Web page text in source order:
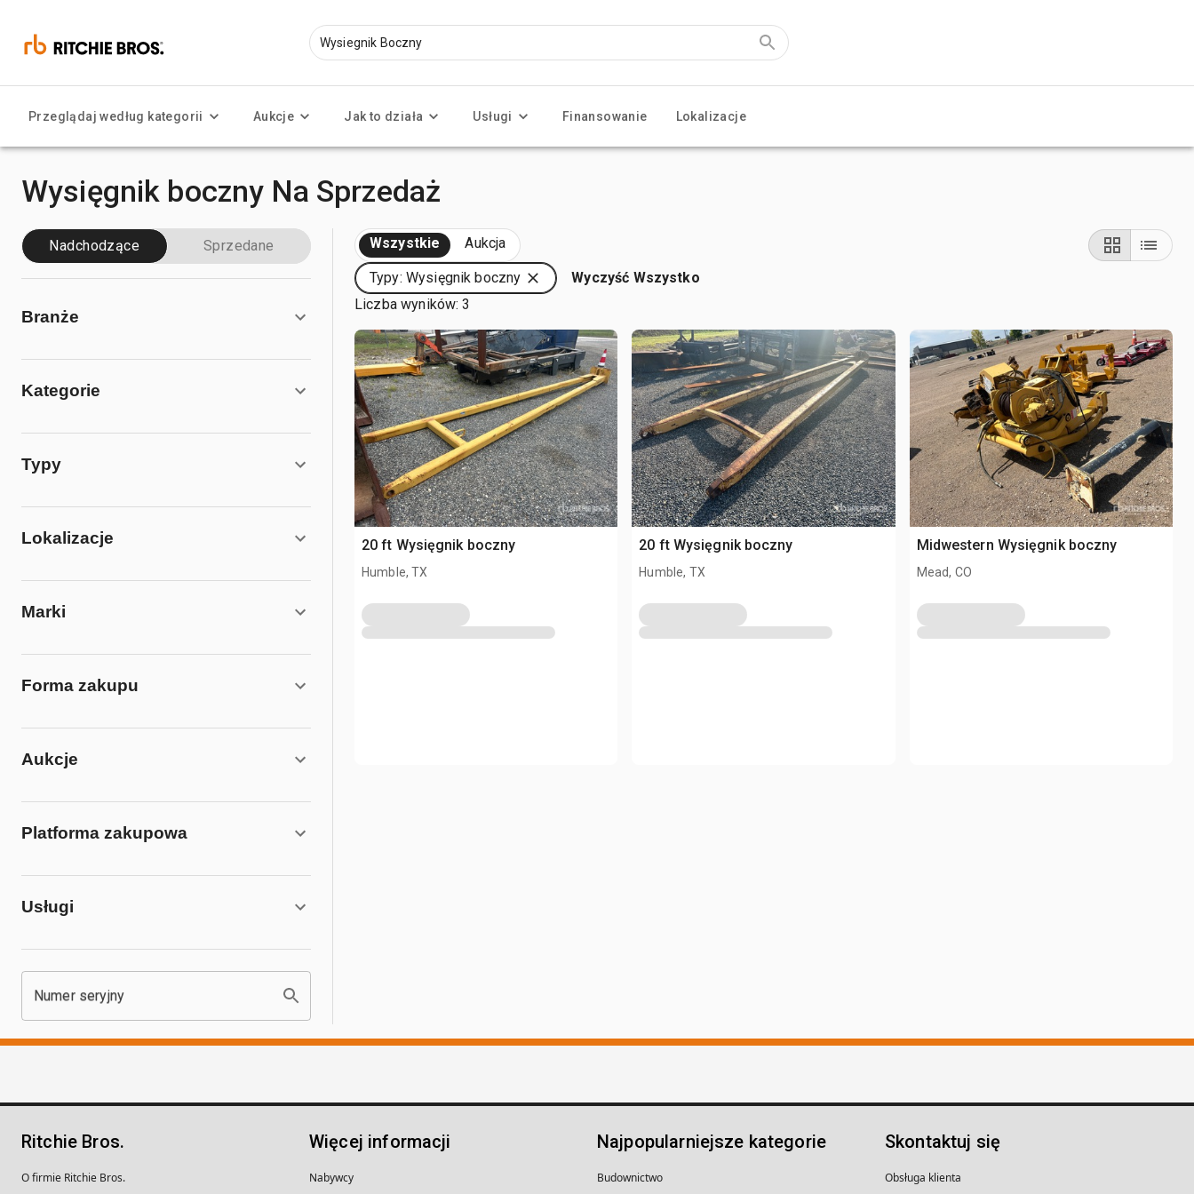
Przeglądaj według kategorii Aukcje Jak to działa Usługi Finansowanie Lokalizacje
Wysięgnik boczny Na Sprzedaż
Nadchodzące Sprzedane
Branże
Kategorie
Typy
Lokalizacje
Marki
Forma zakupu
Aukcje
Platforma zakupowa
Usługi
Numer seryjny
Wszystkie Aukcja
Typy: Wysięgnik boczny
Wyczyść Wszystko
Liczba wyników: 3
20 ft Wysięgnik boczny
Humble, TX
20 ft Wysięgnik boczny
Humble, TX
Midwestern Wysięgnik boczny
Mead, CO
Ritchie Bros.
O firmie Ritchie Bros.
Więcej informacji
Nabywcy
Najpopularniejsze kategorie
Budownictwo
Skontaktuj się
Obsługa klienta